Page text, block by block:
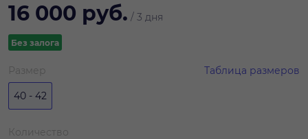
16 000 руб. / 3 дня
Без залога
Таблица размеров
Размер
40 - 42
Количество